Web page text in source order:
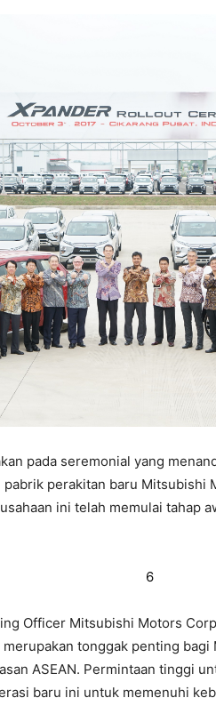
pada seremonial yang
perakitan baru Mitsubishi
ini telah memulai tahap
Officer Mitsubishi Motors
merupakan tonggak penting
ASEAN. Permintaan tinggi
baru ini untuk memenuhi